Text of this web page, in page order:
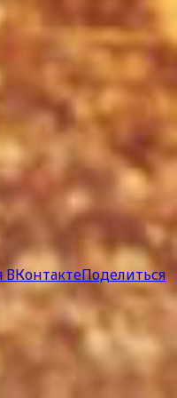
ВКонтактеПоделиться